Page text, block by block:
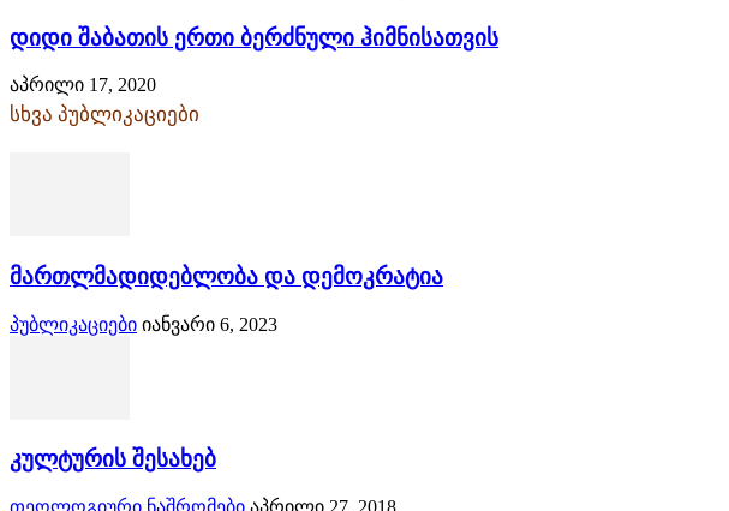
დიდი შაბათის ერთი ბერძნული ჰიმნისათვის
აპრილი 17, 2020
სხვა პუბლიკაციები
მართლმადიდებლობა და დემოკრატია
პუბლიკაციები იანვარი 6, 2023
კულტურის შესახებ